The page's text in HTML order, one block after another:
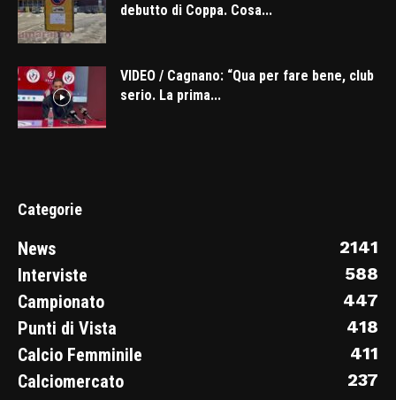
debutto di Coppa. Cosa...
VIDEO / Cagnano: “Qua per fare bene, club
serio. La prima...
Categorie
News
2141
Interviste
588
Campionato
447
Punti di Vista
418
Calcio Femminile
411
Calciomercato
237